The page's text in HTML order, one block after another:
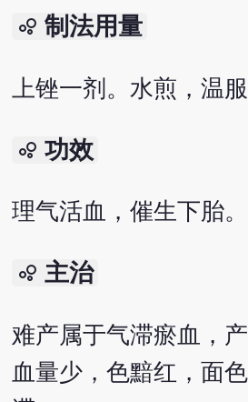
bubble_chart 制法用量
上锉一剂。水煎，温服
bubble_chart 功效
理气活血，催生下胎。
bubble_chart 主治
难产属于气滞瘀血，
血量少，色黯红，面